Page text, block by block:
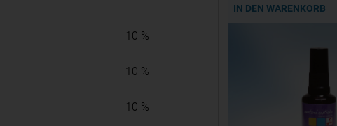
10 %
10 %
10 %
IN DEN WARENKORB